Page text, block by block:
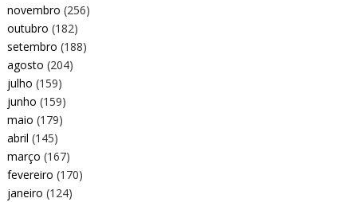
novembro (256)
outubro (182)
setembro (188)
agosto (204)
julho (159)
junho (159)
maio (179)
abril (145)
março (167)
fevereiro (170)
janeiro (124)